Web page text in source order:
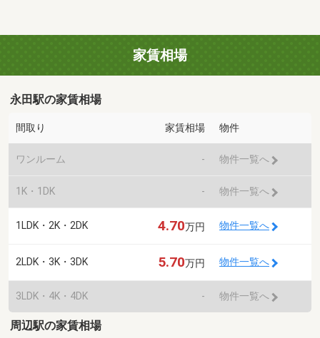
家賃相場
永田駅の家賃相場
間取り 家賃相場 物件
ワンルーム - 物件一覧へ
1K・1DK - 物件一覧へ
1LDK・2K・2DK 4.70万円 物件一覧へ
2LDK・3K・3DK 5.70万円 物件一覧へ
3LDK・4K・4DK - 物件一覧へ
周辺駅の家賃相場